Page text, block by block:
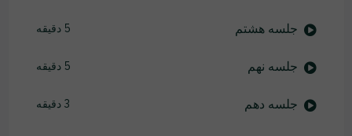
جلسه هشتم 5 دقیقه
جلسه نهم 5 دقیقه
جلسه دهم 3 دقیقه